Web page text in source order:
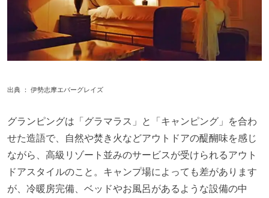
出典 ： 伊勢志摩エバーグレイズ
グランピングは「グラマラス」と「キャンピング」を合わ
せた造語で、自然や焚き火などアウトドアの醍醐味を感じ
ながら、高級リゾート並みのサービスが受けられるアウト
ドアスタイルのこと。キャンプ場によっても差があります
が、冷暖房完備、ベッドやお風呂があるような設備の中